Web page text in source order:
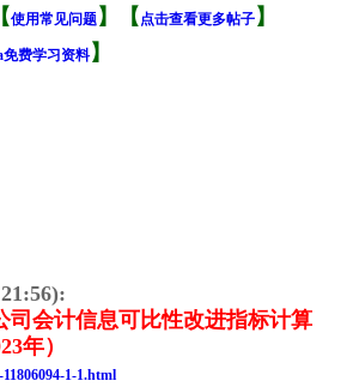
使用常见问题 】【 点击查看更多帖子 】
免费学习资料 】
司会计信息可比性改进指标计算
年）
1-1.html